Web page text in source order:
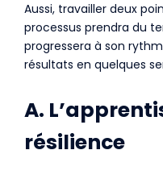
Aussi, travailler deux
processus prendra du
progressera à son
résultats en quelques
A.
résilience